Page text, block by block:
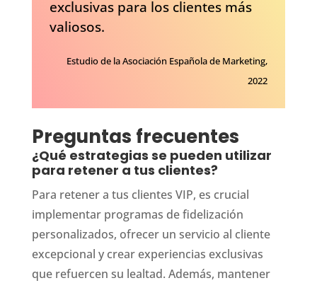
exclusivas para los clientes más
valiosos.
Estudio de la Asociación Española de Marketing,
2022
Preguntas frecuentes
¿Qué estrategias se pueden utilizar
para retener a tus clientes?
Para retener a tus clientes VIP, es crucial
implementar programas de fidelización
personalizados, ofrecer un servicio al cliente
excepcional y crear experiencias exclusivas
que refuercen su lealtad. Además, mantener